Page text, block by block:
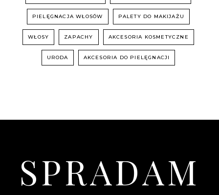
PIELĘGNACJA WŁOSÓW PALETY DO MAKIJAŻU
WŁOSY ZAPACHY AKCESORIA KOSMETYCZNE
URODA AKCESORIA DO PIELĘGNACJI
SPRADAM